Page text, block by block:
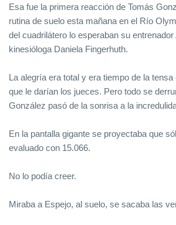
Esa fue la primera reacción de Tomás
rutina de suelo esta mañana en el Río
del cuadrilátero lo esperaban su
kinesióloga Daniela Fingerhuth.
La alegría era total y era tiempo de la
que le darían los jueces. Pero todo se
González pasó de la sonrisa a la
En la pantalla gigante se proyectaba que
evaluado con 15.066.
No lo podía creer.
Miraba a Espejo, al suelo, se sacaba las